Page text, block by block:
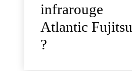
infrarouge
Atlantic Fujitsu
?